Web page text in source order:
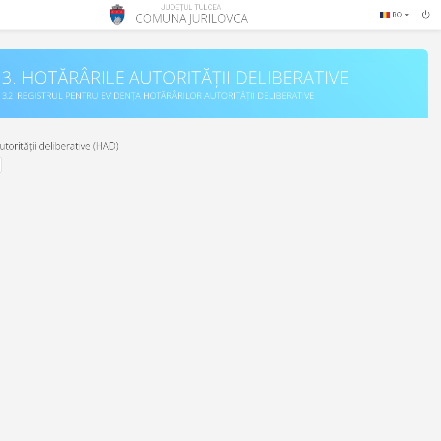
JUDEȚUL TULCEA
COMUNA JURILOVCA RO
3. HOTĂRÂRILE AUTORITĂȚII DELIBERATIVE
3.2. REGISTRUL PENTRU EVIDENȚA HOTĂRÂRILOR AUTORITĂȚII DELIBERATIVE
deliberative (HAD)